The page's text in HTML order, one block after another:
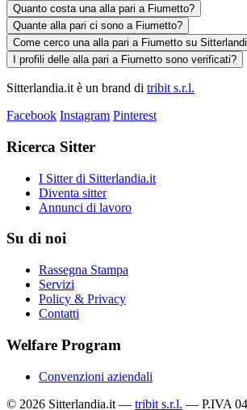
Quanto costa una alla pari a Fiumetto?
Quante alla pari ci sono a Fiumetto?
Come cerco una alla pari a Fiumetto su
I profili delle alla pari a Fiumetto sono verificati?
Sitterlandia.it è un brand di tribit s.r.l.
Facebook Instagram Pinterest
Ricerca Sitter
I Sitter di Sitterlandia.it
Diventa sitter
Annunci di lavoro
Su di noi
Rassegna Stampa
Servizi
Policy & Privacy
Contatti
Welfare Program
Convenzioni aziendali
© 2026 Sitterlandia.it — tribit s.r.l. — P.IVA